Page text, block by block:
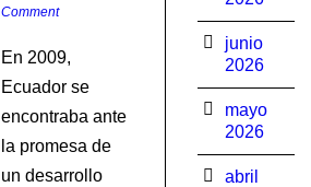
Comment
En 2009,
Ecuador se
encontraba ante
la promesa de
un desarrollo
junio
2026
mayo
2026
abril